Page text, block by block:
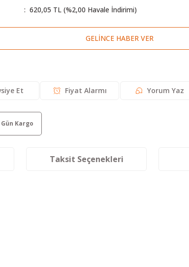
620,05 TL (%2,00 Havale İndirimi)
GELINCE HABER VER
Et Fiyat Alarmı Yorum Yaz
Gün Kargo
Taksit Seçenekleri